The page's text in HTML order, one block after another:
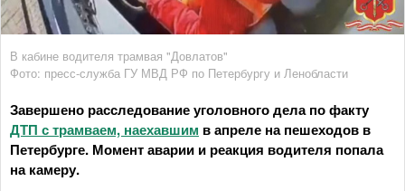
В кабине водителя трамвая "Довлатов"
Фото: пресс-служба ГУ МВД РФ по Петербургу и Ленобласти
Завершено расследование уголовного дела по факту
ДТП с трамваем, наехавшим в апреле на пешеходов в
Петербурге. Момент аварии и реакция водителя попала
на камеру.